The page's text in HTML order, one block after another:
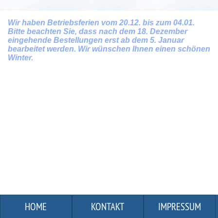
HOME KONTAKT IMPRESSUM
Wir haben Betriebsferien vom 20.12. bis zum 04.01.
Bitte beachten Sie, dass nach dem 18. Dezember
eingehende Bestellungen erst ab dem 5. Januar
bearbeitet werden. Wir wünschen Ihnen einen schönen
Winter.